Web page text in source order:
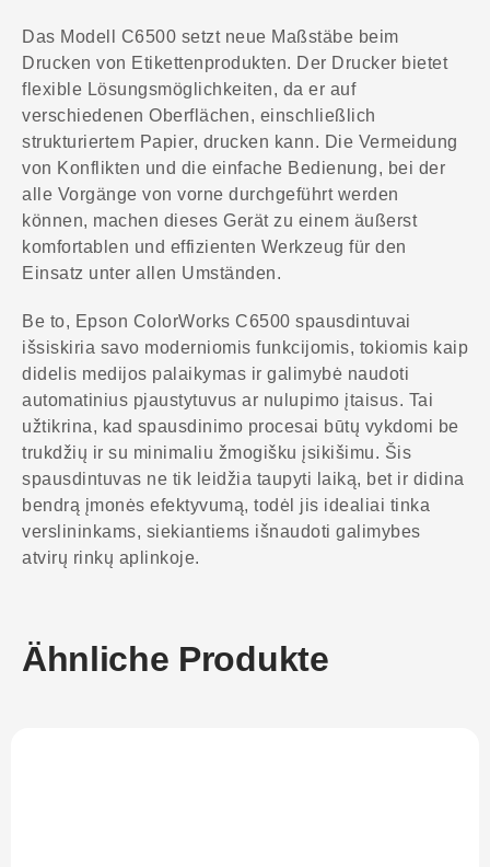
Das Modell C6500 setzt neue Maßstäbe beim
Drucken von Etikettenprodukten. Der Drucker bietet
flexible Lösungsmöglichkeiten, da er auf
verschiedenen Oberflächen, einschließlich
strukturiertem Papier, drucken kann. Die Vermeidung
von Konflikten und die einfache Bedienung, bei der
alle Vorgänge von vorne durchgeführt werden
können, machen dieses Gerät zu einem äußerst
komfortablen und effizienten Werkzeug für den
Einsatz unter allen Umständen.
Be to, Epson ColorWorks C6500 spausdintuvai
išsiskiria savo moderniomis funkcijomis, tokiomis kaip
didelis medijos palaikymas ir galimybė naudoti
automatinius pjaustytuvus ar nulupimo įtaisus. Tai
užtikrina, kad spausdinimo procesai būtų vykdomi be
trukdžių ir su minimaliu žmogišku įsikišimu. Šis
spausdintuvas ne tik leidžia taupyti laiką, bet ir didina
bendrą įmonės efektyvumą, todėl jis idealiai tinka
verslininkams, siekiantiems išnaudoti galimybes
atvirų rinkų aplinkoje.
Ähnliche Produkte